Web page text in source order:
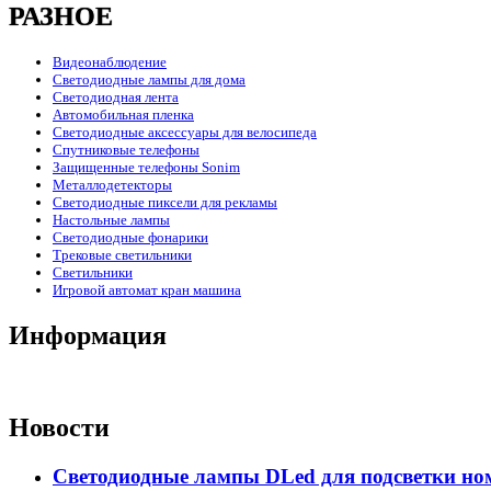
РАЗНОЕ
Видеонаблюдение
Светодиодные лампы для дома
Светодиодная лента
Автомобильная пленка
Светодиодные аксессуары для велосипеда
Спутниковые телефоны
Защищенные телефоны Sonim
Металлодетекторы
Светодиодные пиксели для рекламы
Настольные лампы
Светодиодные фонарики
Трековые светильники
Светильники
Игровой автомат кран машина
Информация
Новости
Светодиодные лампы DLed для подсветки